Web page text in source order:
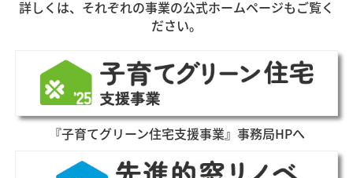
詳しくは、それぞれの事業の公式ホームページもご覧く
ださい。
『子育てグリーン住宅支援事業』事務局HPへ